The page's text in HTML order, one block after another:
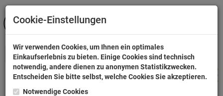
Cookie-Einstellungen
Wir verwenden Cookies, um Ihnen ein optimales
Einkaufserlebnis zu bieten. Einige Cookies sind technisch
notwendig, andere dienen zu anonymen Statistikzwecken.
Entscheiden Sie bitte selbst, welche Cookies Sie akzeptieren.
Notwendige Cookies